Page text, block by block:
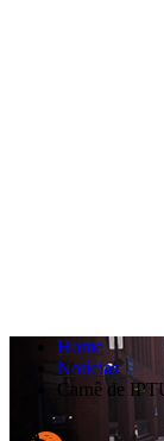
Home
Notícias
Carnê de